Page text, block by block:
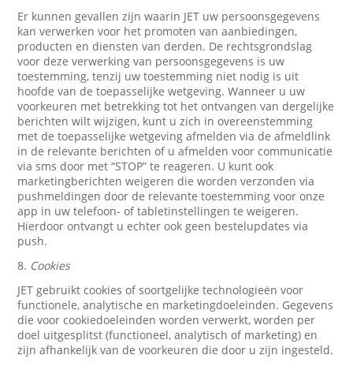
Er kunnen gevallen zijn waarin JET uw persoonsgegevens
kan verwerken voor het promoten van aanbiedingen,
producten en diensten van derden. De rechtsgrondslag
voor deze verwerking van persoonsgegevens is uw
toestemming, tenzij uw toestemming niet nodig is uit
hoofde van de toepasselijke wetgeving. Wanneer u uw
voorkeuren met betrekking tot het ontvangen van dergelijke
berichten wilt wijzigen, kunt u zich in overeenstemming
met de toepasselijke wetgeving afmelden via de afmeldlink
in de relevante berichten of u afmelden voor communicatie
via sms door met “STOP” te reageren. U kunt ook
marketingberichten weigeren die worden verzonden via
pushmeldingen door de relevante toestemming voor onze
app in uw telefoon- of tabletinstellingen te weigeren.
Hierdoor ontvangt u echter ook geen bestelupdates via
push.
8. Cookies
JET gebruikt cookies of soortgelijke technologieën voor
functionele, analytische en marketingdoeleinden. Gegevens
die voor cookiedoeleinden worden verwerkt, worden per
doel uitgesplitst (functioneel, analytisch of marketing) en
zijn afhankelijk van de voorkeuren die door u zijn ingesteld.